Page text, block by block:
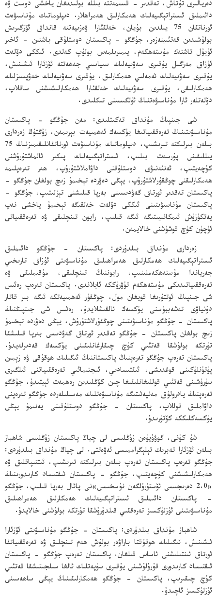
دەريالىرى تۇتاش، تەقدىر - قىسمەتتە بىللە بولىدىغان ياخشى دوست ۋە
دائىملىق ئىستراتېگىيەلىك ھەمكارلىق ھەمراھلار. دىپلوماتىك مۇناسىۋەت
ئورناتقان 75 يىلدىن بۇيان، خەلقئارا ۋەزىيەتتە قانداق ئۆزگىرىش
بولۇشىدىن قەتئىينەزەر، جۇڭگو - پاكىستان دوستلۇقى باشتىن - ئاخىر
ئۇيۇل تاشتەك مۇستەھكەم، يىمىرىلمەس بولۇپ كەلدى. ئىككى دۆلەت
ئۇزاق مەزگىل يۇقىرى سەۋىيەلىك سىياسىي جەھەتتە ئۆزئارا ئىشىنىش،
يۇقىرى سەۋىيەلىك ئەمەلىي ھەمكارلىق، يۇقىرى سەۋىيەلىك خەۋپسىزلىك
ھەمكارلىقى، يۇقىرى سەۋىيەلىك خەلقئارا ھەمكارلىشىشنى ساقلاپ،
دۆلەتلەر ئارا مۇناسىۋەتنىڭ ئۈلگىسىنى تىكلىدى.
شى جىنپىڭ مۇنداق تەكىتلىدى: مەن جۇڭگو - پاكىستان
مۇناسىۋىتىنىڭ تەرەققىياتىغا يۈكسەك ئەھمىيەت بېرىمەن، زۇڭتۇڭ زەردارى
بىلەن بىرلىكتە تىرىشىپ، دىپلوماتىك مۇناسىۋەت ئورناتقانلىقىمىزنىڭ 75
يىللىقىنى پۇرسەت بىلىپ، ئىستراتېگىيەلىك پىكىر ئالماشتۇرۇشنى
كۈچەيتىپ، ئەنئەنىۋى دوستلۇقنى داۋاملاشتۇرۇپ، ھەر تەرەپلىمە
ھەمكارلىقنى چوڭقۇرلاشتۇرۇپ، يېڭى دەۋردە تېخىمۇ زىچ بولغان جۇڭگو -
پاكىستان تەقدىر ئورتاق گەۋدىسىنى بەرپا قىلىشنى تېزلىتىپ، جۇڭگو -
پاكىستان مۇناسىۋىتىنى ئىككى دۆلەت خەلقىگە تېخىمۇ ياخشى نەپ
يەتكۈزۈش ئىمكانىيىتىگە ئىگە قىلىپ، رايون تىنچلىقى ۋە تەرەققىياتى
ئۈچۈن كۈچ قوشۇشنى خالايمەن.
زەردارى مۇنداق بىلدۈردى: پاكىستان - جۇڭگو دائىملىق
ئىستراتېگىيەلىك ھەمكارلىق ھەمراھىلىق مۇناسىۋىتى ئۇزاق تارىخىي
جەرياندا مۇستەھكەملىنىپ، رايوننىڭ تىنچلىقى، مۇقىملىقى ۋە
تەرەققىياتىدىكى مۇستەھكەم تۈۋرۈككە ئايلاندى. پاكىستان تەرەپ رەئىس
شى جىنپىڭ ئوتتۇرىغا قويغان مول، چوڭقۇر ئەھمىيەتكە ئىگە بىر قاتار
دۇنياۋى تەشەببۇسنى يۈكسەك ئالقىشلايدۇ، رەئىس شى جىنپىڭنىڭ
پاكىستان - جۇڭگو مۇناسىۋىتىنى چوڭقۇرلاشتۇرۇش، يېڭى دەۋردە تېخىمۇ
زىچ بولغان پاكىستان - جۇڭگو تەقدىر ئورتاق گەۋدىسى بەرپا قىلىشقا
تۈرتكە بولۇشقا قەتئىي كۈچ چىقارغانلىقىنى يۈكسەك قەدىرلەيدۇ.
پاكىستان تەرەپ جۇڭگو تەرەپنىڭ پاكىستاننىڭ ئىگىلىك ھوقۇقى ۋە زېمىن
پۈتۈنلۈكىنى قوغدىشى، ئىقتىسادىي، ئىجتىمائىي تەرەققىياتنى ئىلگىرى
سۈرۈشىنى قەتئىي قوللىغانلىقىغا چىن كۆڭلىدىن رەھمەت ئېيتىدۇ، جۇڭگو
تەرەپنىڭ يادرولۇق مەنپەئىتىگە مۇناسىۋەتلىك مەسىلىلەردە جۇڭگو تەرەپنى
داۋاملىق قوللاپ، پاكىستان - جۇڭگو دوستلۇقىنى يەنىمۇ يېڭى
يۈكسەكلىككە كۆتۈرىدۇ.
شۇ كۈنى، گوۋۇيۈەن زۇڭلىسى لى چياڭ پاكىستان زۇڭلىسى شاھباز
بىلەن ئۆزئارا تەبرىك تېلېگراممىسى ئەۋەتتى. لى چياڭ مۇنداق بىلدۈردى:
جۇڭگو تەرەپ پاكىستان تەرەپ بىلەن بىرلىكتە تىرىشىپ، ئىتتىپاقلىق ۋە
ھەمكارلىشىشنى كۈچەيتىپ، جۇڭگو - پاكىستان ئىقتىساد كارىدورىنىڭ
«2.0 دەرىجىسى ئۆستۈرۈلگەن نۇسخىسى»نى پائال بەرپا قىلىپ، جۇڭگو
- پاكىستان دائىملىق ئىستراتېگىيەلىك ھەمكارلىق ھەمراھىلىق
مۇناسىۋىتىنى ئۈزلۈكسىز تەرەققىي قىلدۇرۇشقا تۈرتكە بولۇشنى خالايدۇ.
شاھباز مۇنداق بىلدۈردى: پاكىستان - جۇڭگو مۇناسىۋىتى ئۆزئارا
ئىشىنىش، ئىگىلىك ھوقۇقتا باراۋەر بولۇش ھەم تىنچلىق ۋە تەرەققىياتقا
ئورتاق ئىنتىلىشنى ئاساس قىلغان. پاكىستان تەرەپ جۇڭگو - پاكىستان
ئىقتىساد كارىدورى قۇرۇلۇشىنى يۇقىرى سۈپەتلىك ئالغا سىلجىتىشقا قەتئىي
كۈچ چىقىرىپ، پاكىستان - جۇڭگو ھەمكارلىقىنىڭ يېڭى ساھەسىنى
ئۈزلۈكسىز ئاچىدۇ.